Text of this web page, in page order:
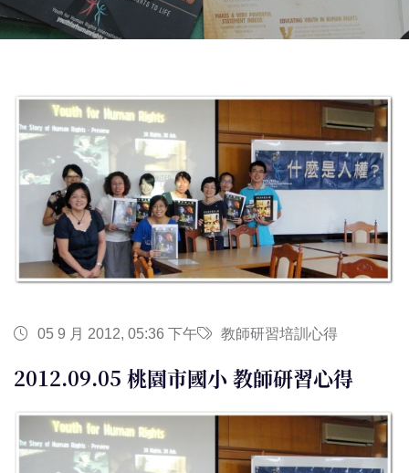
05 9 月 2012, 05:36 下午 教師研習培訓心得
2012.09.05 桃園市國小 教師研習心得